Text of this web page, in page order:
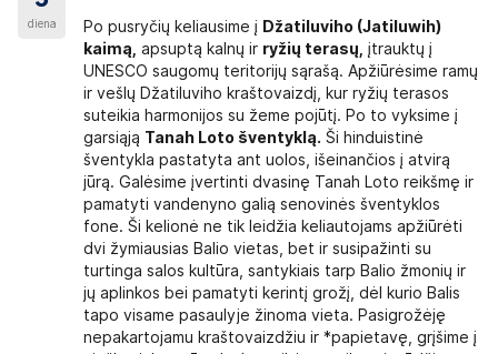
diena Po pusryčių keliausime į Džatiluviho (Jatiluwih)
kaimą, apsuptą kalnų ir ryžių terasų, įtrauktų į
UNESCO saugomų teritorijų sąrašą. Apžiūrėsime ramų
ir vešlų Džatiluviho kraštovaizdį, kur ryžių terasos
suteikia harmonijos su žeme pojūtį. Po to vyksime į
garsiąją Tanah Loto šventyklą. Ši hinduistinė
šventykla pastatyta ant uolos, išeinančios į atvirą
jūrą. Galėsime įvertinti dvasinę Tanah Loto reikšmę ir
pamatyti vandenyno galią senovinės šventyklos
fone. Ši kelionė ne tik leidžia keliautojams apžiūrėti
dvi žymiausias Balio vietas, bet ir susipažinti su
turtinga salos kultūra, santykiais tarp Balio žmonių ir
jų aplinkos bei pamatyti kerintį grožį, dėl kurio Balis
tapo visame pasaulyje žinoma vieta. Pasigrožėję
nepakartojamu kraštovaizdžiu ir *papietavę, grįšime į